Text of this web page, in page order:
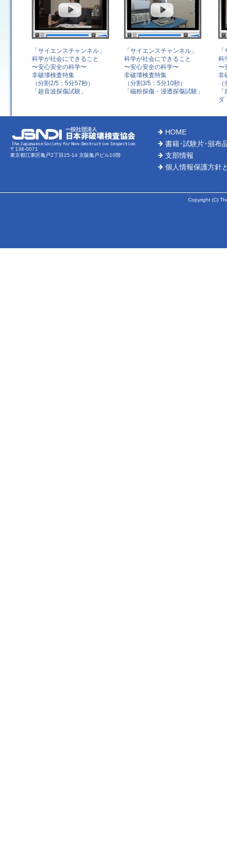
「サイエンスチャンネル」
科学が社会にできること
〜安心安全の科学〜
非破壊検査特集
（分割2/5：5分57秒）
「超音波探傷試験」
「サイエンスチャンネル」
科学が社会にできること
〜安心安全の科学〜
非破壊検査特集
（分割3/5：5分10秒）
「磁粉探傷・浸透探傷試験」
科
〜
非
ダ
〒136-0071
東京都江東区亀戸2丁目25-14 京阪亀戸ビル10階
HOME
書籍･試験片･頒布
支部情報
個人情報保護方針
Copyright (C)